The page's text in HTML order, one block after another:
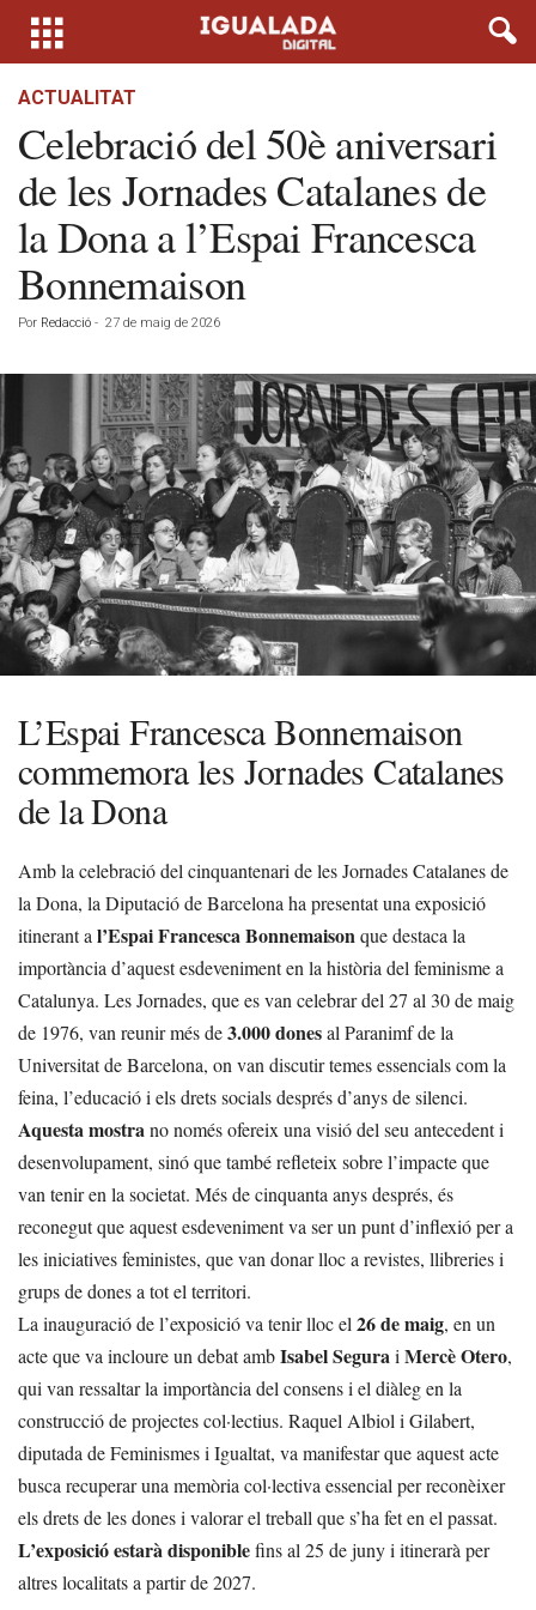
ACTUALITAT
Celebració del 50è aniversari
de les Jornades Catalanes de
la Dona a l’Espai Francesca
Bonnemaison
Por Redacció - 27 de maig de 2026
L’Espai Francesca Bonnemaison
commemora les Jornades Catalanes
de la Dona
Amb la celebració del cinquantenari de les Jornades Catalanes de
la Dona, la Diputació de Barcelona ha presentat una exposició
itinerant a l’Espai Francesca Bonnemaisonque destaca la
importància d’aquest esdeveniment en la història del feminisme a
Catalunya. Les Jornades, que es van celebrar del 27 al 30 de maig
de 1976, van reunir més de3.000 donesal Paranimf de la
Universitat de Barcelona, on van discutir temes essencials com la
feina, l’educació i els drets socials després d’anys de silenci.
Aquesta mostrano només ofereix una visió del seu antecedent i
desenvolupament, sinó que també refleteix sobre l’impacte que
van tenir en la societat. Més de cinquanta anys després, és
reconegut que aquest esdeveniment va ser un punt d’inflexió per a
les iniciatives feministes, que van donar lloc a revistes, llibreries i
grups de dones a tot el territori.
La inauguració de l’exposició va tenir lloc el 26 de maig, en un
acte que va incloure un debat ambIsabel Segurai Mercè Otero,
qui van ressaltar la importància del consens i el diàleg en la
construcció de projectes col·lectius. Raquel Albiol i Gilabert,
diputada de Feminismes i Igualtat, va manifestar que aquest acte
busca recuperar una memòria col·lectiva essencial per reconèixer
els drets de les dones i valorar el treball que s’ha fet en el passat.
L’exposició estarà disponiblefins al 25 de juny i itinerarà per
altres localitats a partir de 2027.